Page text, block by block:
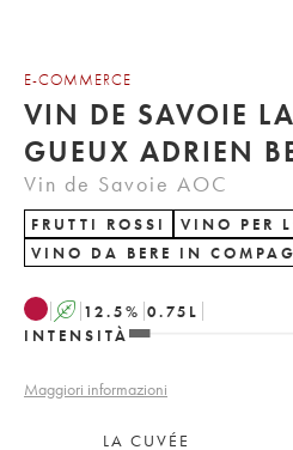
E-COMMERCE
VIN DE SAVOIE
Vin de Savoie AOC
FRUTTI ROSSI
VINO PER
VINO DA BERE IN
A 12.5% 0.75 L
INTENSITÀ
Maggiori informazioni
LA CUVÉE